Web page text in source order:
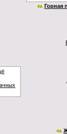
Горная